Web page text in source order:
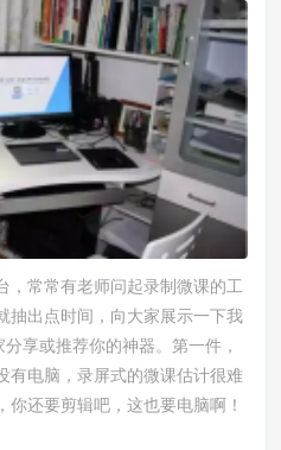
，常常有老师问起录制微课的工
抽出点时间，向大家展示一下我
享或推荐你的神器。第一件，
有电脑，录屏式的微课估计很难
还要剪辑吧，这也要电脑啊！